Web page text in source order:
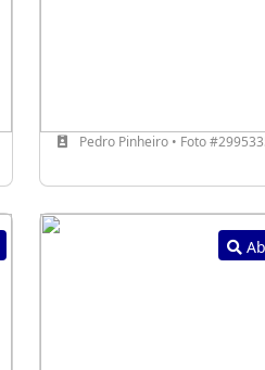
Pedro Pinheiro • Foto